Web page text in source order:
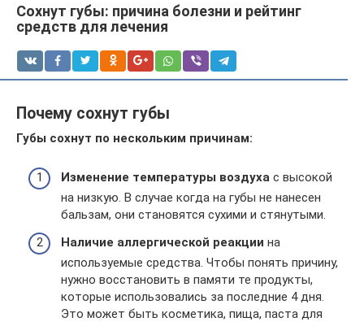
Сохнут губы: причина болезни и рейтинг
средств для лечения
Почему сохнут губы
Губы сохнут по нескольким причинам:
Изменение температуры воздуха с высокой
на низкую. В случае когда на губы не нанесен
бальзам, они становятся сухими и стянутыми.
Наличие аллергической реакции на
используемые средства. Чтобы понять причину,
нужно восстановить в памяти те продукты,
которые использовались за последние 4 дня.
Это может быть косметика, пища, паста для